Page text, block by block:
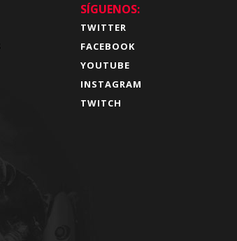
SÍGUENOS:
TWITTER
FACEBOOK
YOUTUBE
INSTAGRAM
TWITCH